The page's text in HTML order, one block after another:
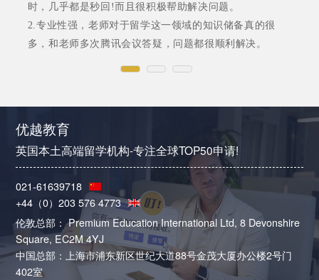
时，几乎都是秒回!而且很积极帮助解决问题。
2.专业性强，老师对于留学这一领域的知识储备真的很
多，和老师多次腾讯会议答疑，问题都很顺利解决。
优越教育
英国本土高端留学机构-专注全球TOP50申请!
021-61639718
+44（0）203 576 4773
伦敦总部： Premium Education International Ltd, 8 Devonshire
Square, EC2M 4YJ
中国总部：上海市浦东新区世纪大道88号金茂大厦办公楼2号门
402室